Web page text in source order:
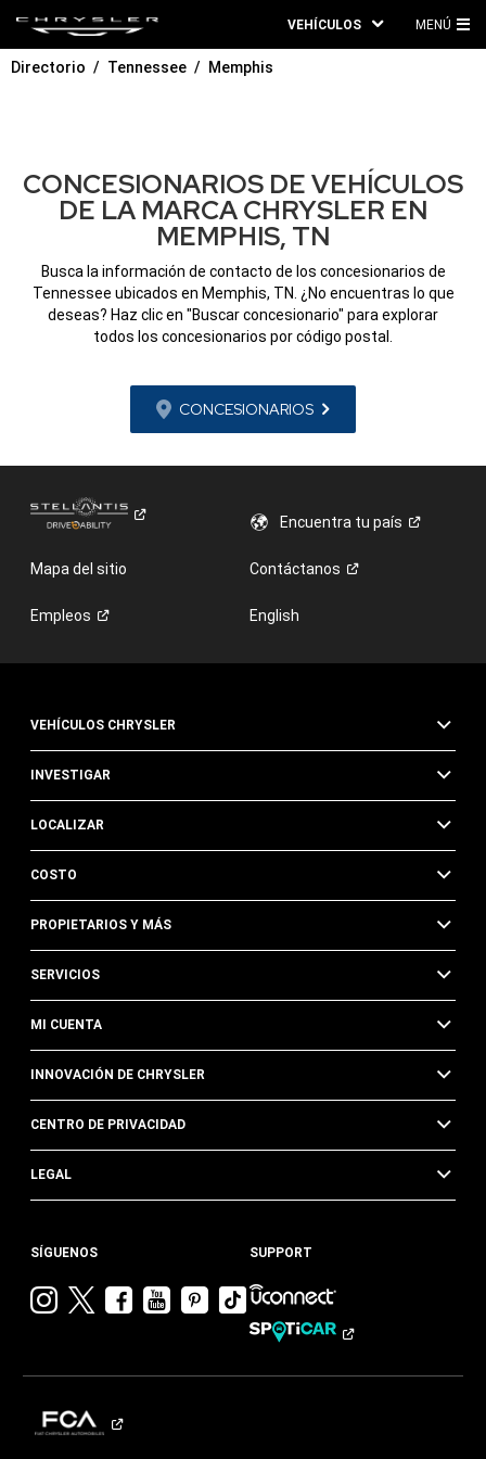
VEHÍCULOS MENÚ
Directorio Tennessee Memphis
CONCESIONARIOS DE VEHÍCULOS
DE LA MARCA CHRYSLER EN
MEMPHIS, TN
Busca la información de contacto de los concesionarios de
Tennessee ubicados en Memphis, TN. ¿No encuentras lo que
deseas? Haz clic en "Buscar concesionario" para explorar
todos los concesionarios por código postal.
CONCESIONARIOS
Encuentra tupaís
Mapa del sitio Contáctanos
Empleos English
VEHÍCULOS CHRYSLER
INVESTIGAR
LOCALIZAR
COSTO
PROPIETARIOS Y MÁS
SERVICIOS
MI CUENTA
INNOVACIÓN DE CHRYSLER
CENTRO DE PRIVACIDAD
LEGAL
SÍGUENOS
VisitarVisitarVisitar
Chrysler en
Visitar
Chrysler en
Visitar
Chrysler en
Pinterest
Visita
Chrysler
Tik
SUPPORT